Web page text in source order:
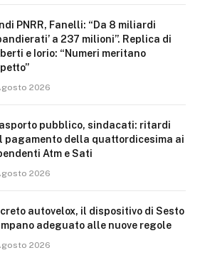
PNRR, Fanelli: “Da 8 miliardi
a 237 milioni”. Replica di
e Iorio: “Numeri meritano
2026
pubblico, sindacati: ritardi
pagamento della quattordicesima ai
Atm e Sati
2026
autovelox, il dispositivo di Sesto
adeguato alle nuove regole
2026